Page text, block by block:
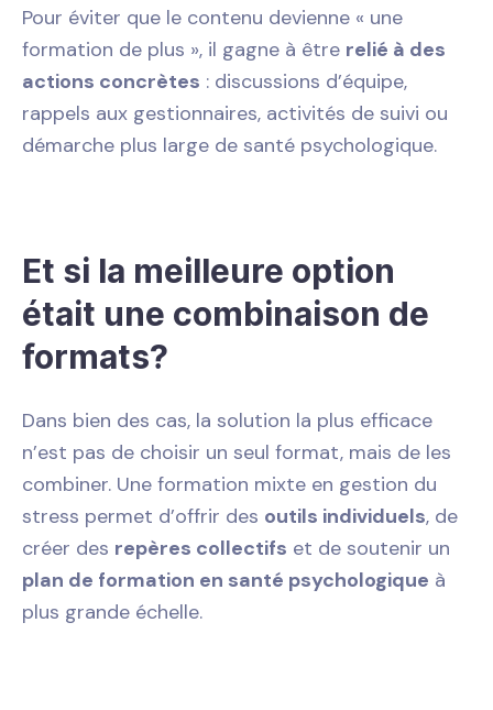
Pour éviter que le contenu devienne « une
formation de plus », il gagne à être relié à des
actions concrètes : discussions d’équipe,
rappels aux gestionnaires, activités de suivi ou
démarche plus large de santé psychologique.
Et si la meilleure option
était une combinaison de
formats?
Dans bien des cas, la solution la plus efficace
n’est pas de choisir un seul format, mais de les
combiner. Une formation mixte en gestion du
stress permet d’offrir des outils individuels, de
créer des repères collectifs et de soutenir un
plan de formation en santé psychologique à
plus grande échelle.